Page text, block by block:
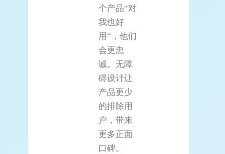
个产品“对
我也好
用”，他们
会更忠
诚。无障
碍设计让
产品更少
的排除用
户，带来
更多正面
口碑。